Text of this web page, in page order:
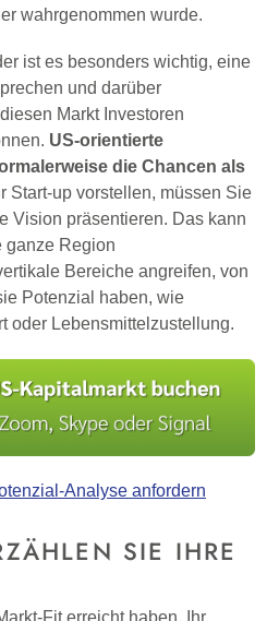
wahrgenommen wurde.
ist es besonders wichtig, eine
und darüber
Markt Investoren
US-orientierte
die Chancen als
Start-up vorstellen, müssen Sie
Vision präsentieren. Das kann
ganze Region
Bereiche angreifen, von
Potenzial haben, wie
oder Lebensmittelzustellung.
Analyse anfordern
SIE IHRE
Fit erreicht haben, Ihr